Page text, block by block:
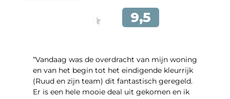
“Vandaag was de overdracht van mijn woning
en van het begin tot het eindigende kleurrijk
(Ruud en zijn team) dit fantastisch geregeld.
Er is een hele mooie deal uit gekomen en ik